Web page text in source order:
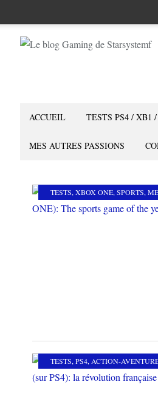
ACCUEIL TESTS PS4 / XB1
MES AUTRES PASSIONS
TESTS, XBOX ONE, SPORTS, MES COUPS
TESTS, PS4, ACTION-